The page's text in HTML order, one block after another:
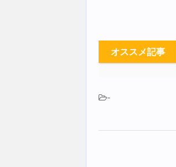
オススメ記事
-